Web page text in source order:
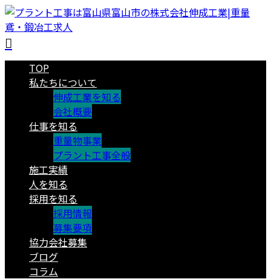
TOP
私たちについて
伸成工業を知る
会社概要
仕事を知る
重量物事業
プラント工事全般
施工実績
人を知る
採用を知る
採用情報
募集要項
協力会社募集
ブログ
コラム